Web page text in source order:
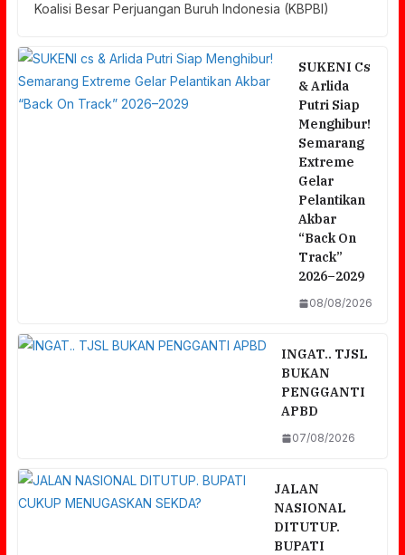
Koalisi Besar Perjuangan Buruh Indonesia (KBPBI)
SUKENI Cs
& Arlida
Putri Siap
Menghibur!
Semarang
Extreme
Gelar
Pelantikan
Akbar
“Back On
Track”
2026–2029
08/08/2026
INGAT.. TJSL
BUKAN
PENGGANTI
APBD
07/08/2026
JALAN
NASIONAL
DITUTUP.
BUPATI